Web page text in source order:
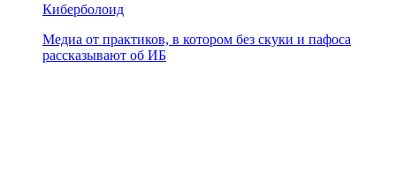
Киберболоид
Медиа от практиков, в котором без скуки и пафоса
рассказывают об ИБ